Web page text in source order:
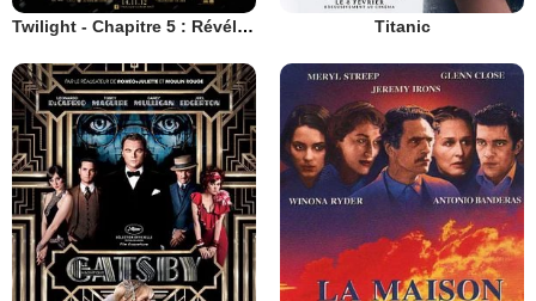
Twilight - Chapitre 5 : Révélation 2e partie Titanic